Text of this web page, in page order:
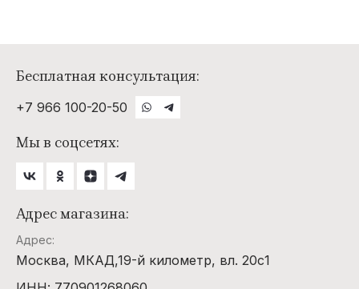
Бесплатная консультация:
+7 966 100-20-50
Мы в соцсетях:
Адрес магазина:
Адрес:
Москва, МКАД,19-й километр, вл. 20с1